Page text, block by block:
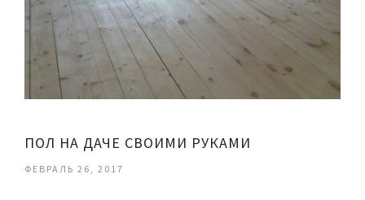
ПОЛ НА ДАЧЕ СВОИМИ РУКАМИ
ФЕВРАЛЬ 26, 2017